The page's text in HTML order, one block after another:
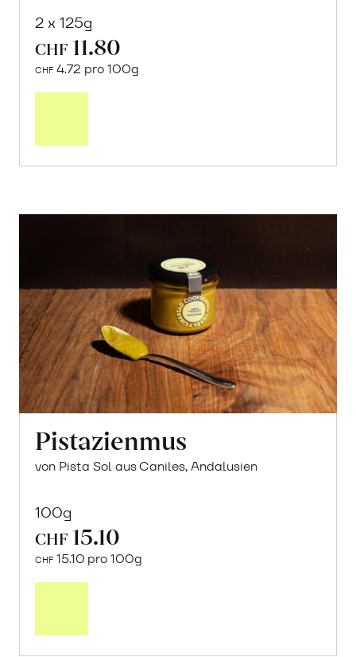
2 x 125g
CHF 11.80
CHF 4.72 pro 100g
Pistazienmus
von Pista Sol aus Caniles, Andalusien
100g
CHF 15.10
CHF 15.10 pro 100g